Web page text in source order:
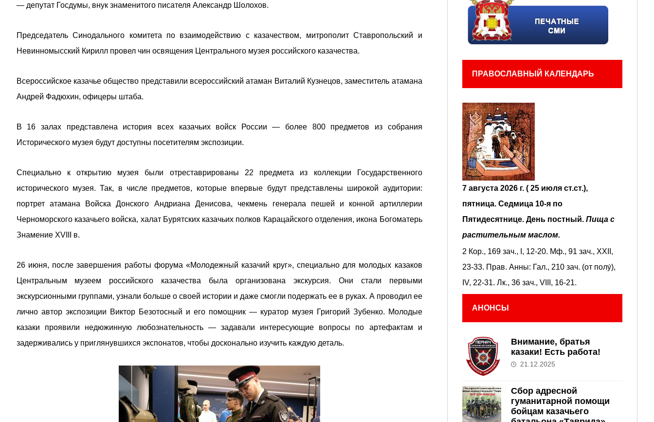
— депутат Госдумы, внук знаменитого писателя Александр Шолохов.
Председатель Синодального комитета по взаимодействию с казачеством, митрополит Ставропольский и
Невинномысский Кирилл провел чин освящения Центрального музея российского казачества.
Всероссийское казачье общество представили всероссийский атаман Виталий Кузнецов, заместитель атамана
Андрей Фадюхин, офицеры штаба.
В 16 залах представлена история всех казачьих войск России — более 800 предметов из собрания
Исторического музея будут доступны посетителям экспозиции.
Специально к открытию музея были отреставрированы 22 предмета из коллекции Государственного
исторического музея. Так, в числе предметов, которые впервые будут представлены широкой аудитории:
портрет атамана Войска Донского Андриана Денисова, чекмень генерала пешей и конной артиллерии
Черноморского казачьего войска, халат Бурятских казачьих полков Карацайского отделения, икона Богоматерь
Знамение XVIII в.
26 июня, после завершения работы форума «Молодежный казачий круг», специально для молодых казаков
Центральным музеем российского казачества была организована экскурсия. Они стали первыми
экскурсионными группами, узнали больше о своей истории и даже смогли подержать ее в руках. А проводил ее
лично автор экспозиции Виктор Безотосный и его помощник — куратор музея Григорий Зубенко. Молодые
казаки проявили недюжинную любознательность — задавали интересующие вопросы по артефактам и
задерживались у приглянувшихся экспонатов, чтобы досконально изучить каждую деталь.
ПРАВОСЛАВНЫЙ КАЛЕНДАРЬ
7 августа 2026 г. ( 25 июля ст.ст.),
пятница. Седмица 10-я по
Пятидесятнице. День постный. Пища с
растительным маслом.
2 Кор., 169 зач., I, 12-20. Мф., 91 зач., XXII,
23-33. Прав. Анны: Гал., 210 зач. (от полу́),
IV, 22-31. Лк., 36 зач., VIII, 16-21.
АНОНСЫ
Внимание, братья
казаки! Есть работа!
21.12.2025
Сбор адресной
гуманитарной помощи
бойцам казачьего